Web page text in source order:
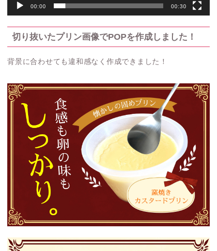
00:00 00:30
切り抜いたプリン画像でPOPを作成しました！
背景に合わせても違和感なく作成できました！